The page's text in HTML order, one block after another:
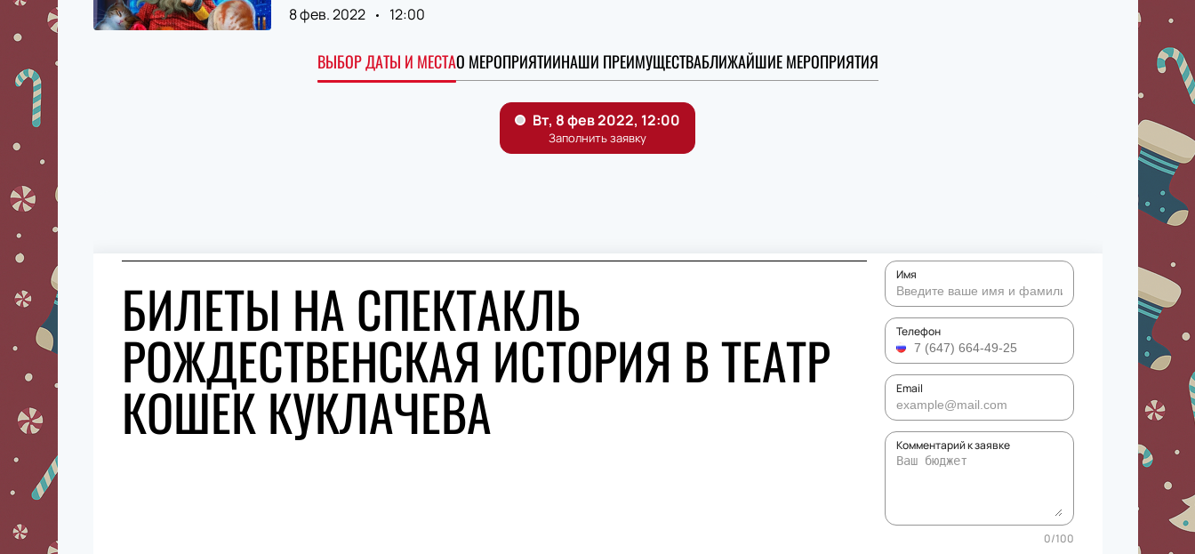
8 фев. 2022
12:00
ВЫБОР ДАТЫ И МЕСТАО МЕРОПРИЯТИИНАШИ ПРЕИМУЩЕСТВАБЛИЖАЙШИЕ МЕРОПРИЯТИЯ
БИЛЕТЫ НА СПЕКТАКЛЬ
РОЖДЕСТВЕНСКАЯ ИСТОРИЯ В ТЕАТР
КОШЕК КУКЛАЧЕВА
Имя
Телефон
Email
Комментарий к заявке
0/100